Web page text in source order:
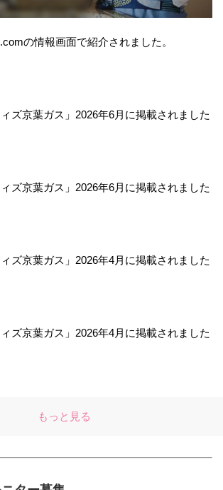
の情報画面で紹介されました。
ィズ京葉ガス」2026年6月に掲載されました
ィズ京葉ガス」2026年6月に掲載されました
ィズ京葉ガス」2026年4月に掲載されました
ィズ京葉ガス」2026年4月に掲載されました
もっと見る